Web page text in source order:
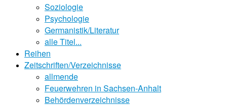
Soziologie
Psychologie
Germanistik/Literatur
alle Titel...
Reihen
Zeitschriften/Verzeichnisse
allmende
Feuerwehren in Sachsen-Anhalt
Behördenverzeichnisse